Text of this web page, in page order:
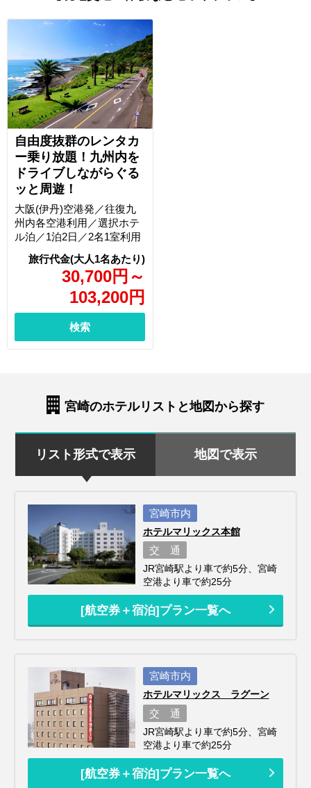
自由度抜群のレンタカ
ー乗り放題！九州内を
ドライブしながらぐる
ッと周遊！
30,700円 ～
103,200円
大阪(伊丹)空港発／往復九
州内各空港利用／選択ホテ
ル泊／1泊2日／2名1室利用
検索
宮崎のホテルリストと地図から探す
リスト形式で表示 地図で表示
宮崎市内
ホテルマリックス本館
交 通
JR宮崎駅より車で約5分、宮崎
空港より車で約25分
[航空券＋宿泊]プラン一覧へ
宮崎市内
ホテルマリックス ラグーン
交 通
JR宮崎駅より車で約5分、宮崎
空港より車で約25分
[航空券＋宿泊]プラン一覧へ